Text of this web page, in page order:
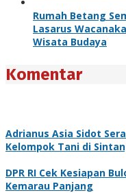
Rumah Betang
Lasarus
Wisata Budaya
Komentar
Adrianus Asia Sidot
Kelompok Tani di
DPR RI Cek Kesiapan
Kemarau Panjang